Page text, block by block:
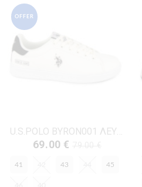
OFFER
U.S.POLO BYRON001 ΛΕΥΚΟ ΔΕΡΜΑ-ECO
69.00 €
41 43 45